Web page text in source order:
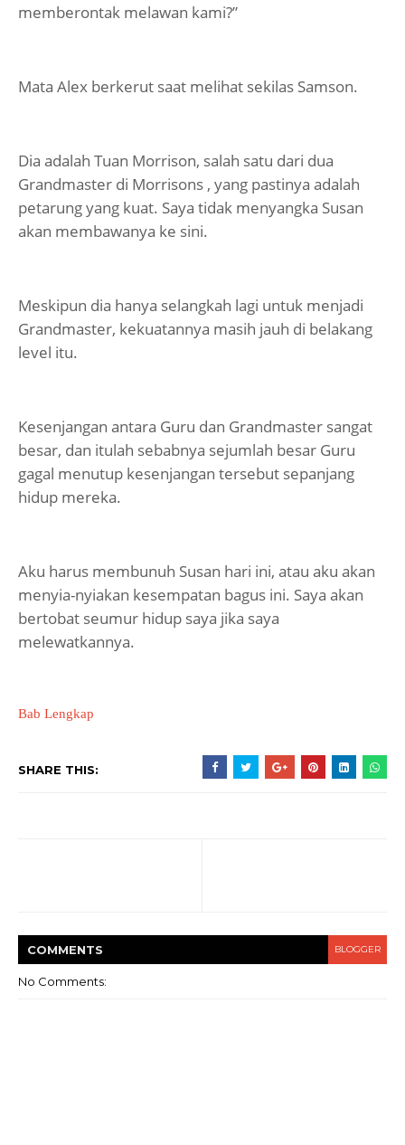
memberontak melawan kami?”
Mata Alex berkerut saat melihat sekilas Samson.
Dia adalah Tuan Morrison, salah satu dari dua
Grandmaster di Morrisons , yang pastinya adalah
petarung yang kuat. Saya tidak menyangka Susan
akan membawanya ke sini.
Meskipun dia hanya selangkah lagi untuk menjadi
Grandmaster, kekuatannya masih jauh di belakang
level itu.
Kesenjangan antara Guru dan Grandmaster sangat
besar, dan itulah sebabnya sejumlah besar Guru
gagal menutup kesenjangan tersebut sepanjang
hidup mereka.
Aku harus membunuh Susan hari ini, atau aku akan
menyia-nyiakan kesempatan bagus ini. Saya akan
bertobat seumur hidup saya jika saya
melewatkannya.
Bab Lengkap
SHARE THIS:
COMMENTS BLOGGER
No Comments: